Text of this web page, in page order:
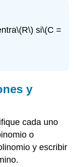
\(R\) si\(C =
y
cada uno
o
y escribir